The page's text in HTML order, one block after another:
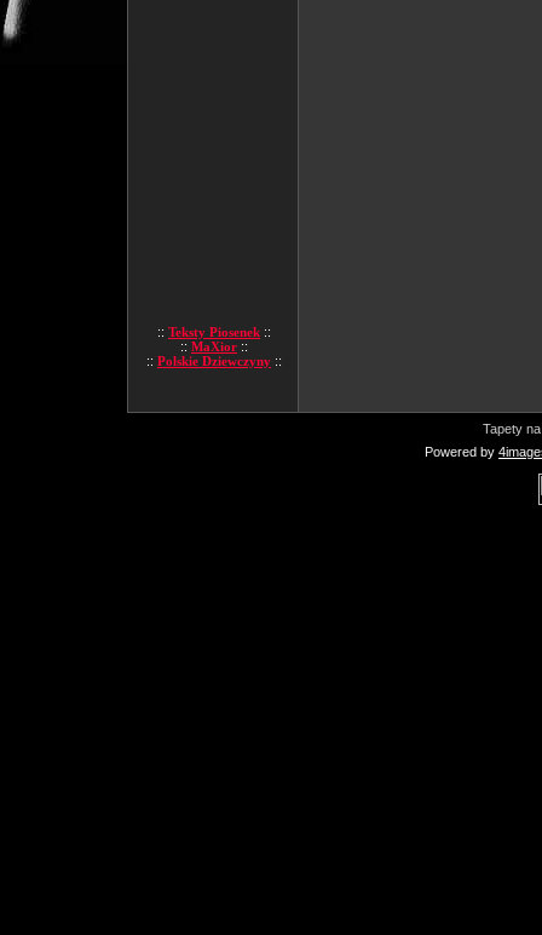
:: Teksty Piosenek ::
:: MaXior ::
:: Polskie Dziewczyny ::
Tapety
Powered by